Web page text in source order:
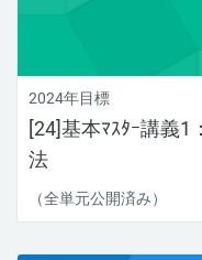
2024年目標
[24]基本ﾏｽﾀｰ講義
法
（全単元公開済み）